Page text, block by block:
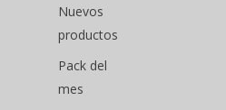
Nuevos
productos
Pack del
mes